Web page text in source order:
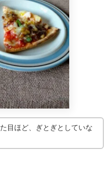
目ほど、ぎとぎとしていな